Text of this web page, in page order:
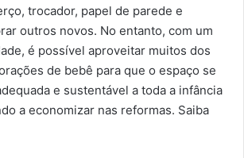
trocador, papel de parede e
outros novos. No entanto, com um
é possível aproveitar muitos dos
de bebê para que o espaço se
e sustentável a toda a infância
a economizar nas reformas. Saiba